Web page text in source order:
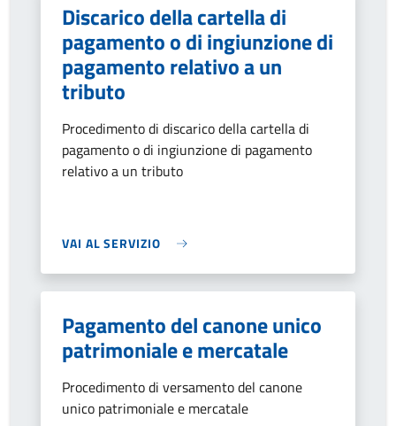
Discarico della cartella di
pagamento o di ingiunzione di
pagamento relativo a un
tributo
Procedimento di discarico della cartella di
pagamento o di ingiunzione di pagamento
relativo a un tributo
VAI AL SERVIZIO
Pagamento del canone unico
patrimoniale e mercatale
Procedimento di versamento del canone
unico patrimoniale e mercatale